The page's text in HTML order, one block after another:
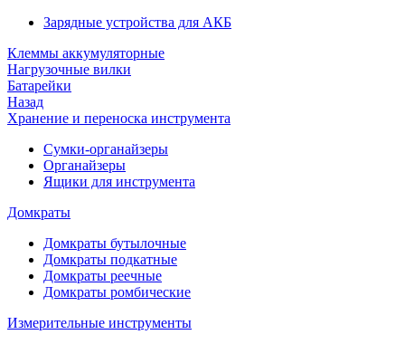
Зарядные устройства для АКБ
Клеммы аккумуляторные
Нагрузочные вилки
Батарейки
Назад
Хранение и переноска инструмента
Сумки-органайзеры
Органайзеры
Ящики для инструмента
Домкраты
Домкраты бутылочные
Домкраты подкатные
Домкраты реечные
Домкраты ромбические
Измерительные инструменты